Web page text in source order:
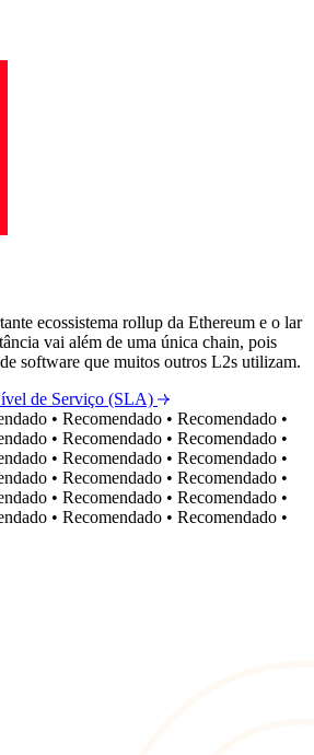
ecossistema rollup da Ethereum e o lar
vai além de uma única chain, pois
software que muitos outros L2s utilizam.
de Serviço (SLA)
• Recomendado • Recomendado •
• Recomendado • Recomendado •
• Recomendado • Recomendado •
• Recomendado • Recomendado •
• Recomendado • Recomendado •
• Recomendado • Recomendado •